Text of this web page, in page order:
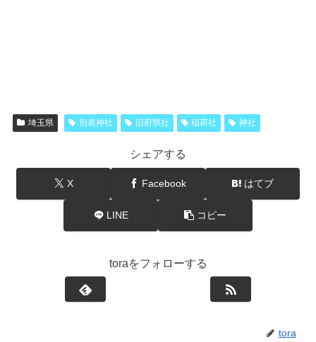
埼玉県 別表神社 旧府県社 稲荷社 神社
シェアする
X Facebook はてブ
LINE コピー
toraをフォローする
tora